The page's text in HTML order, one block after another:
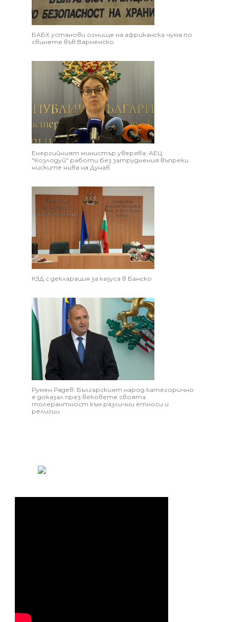
БАБХ установи огнище на африканска чума по
свинете във Варненско
Енергийният министър уверява: АЕЦ
"Козлодуй" работи без затруднения въпреки
ниските нива на Дунав
КЗД с декларация за казуса в Банско
Румен Радев: Българският народ категорично
е доказал през вековете своята
толерантност към различни етноси и
религии